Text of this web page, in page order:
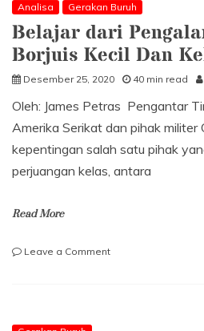
Tangan
Elit
Serikat
Buruh
Analisa Gerakan Buruh
Belajar dari
Borjuis Kecil Dan
Desember 25, 2020 40 min read
Oleh: James Petras Pengantar
Amerika Serikat dan pihak militer
kepentingan salah satu pihak
perjuangan kelas, antara
Read More
Leave a Commenton